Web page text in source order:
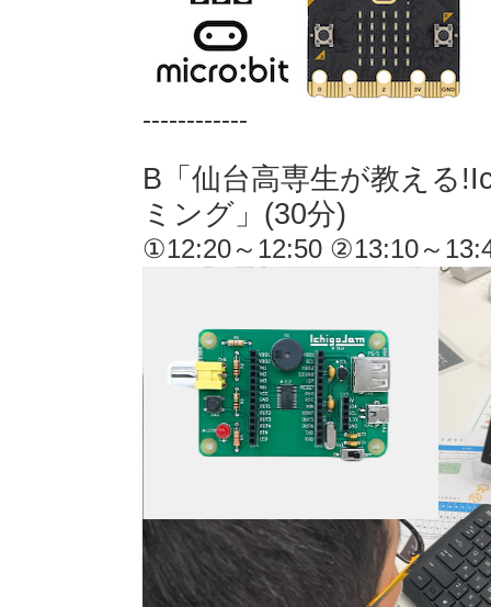
------------
B「仙台高専生が教える
ミング」(30分)
①12:20～12:50 ②13:10～